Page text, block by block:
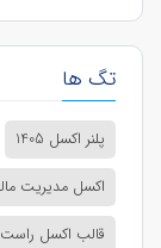
تگ ها
پلنر اکسل 1405
اکسل مدیریت
قالب اکسل